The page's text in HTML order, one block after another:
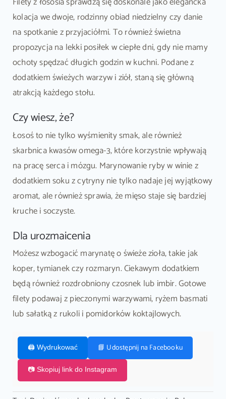
kolacja we dwoje, rodzinny obiad niedzielny czy danie
na spotkanie z przyjaciółmi. To również świetna
propozycja na lekki posiłek w ciepłe dni, gdy nie mamy
ochoty spędzać długich godzin w kuchni. Podane z
dodatkiem świeżych warzyw i ziół, staną się główną
atrakcją każdego stołu.
Czy wiesz, że?
Łosoś to nie tylko wyśmienity smak, ale również
skarbnica kwasów omega-3, które korzystnie wpływają
na pracę serca i mózgu. Marynowanie ryby w winie z
dodatkiem soku z cytryny nie tylko nadaje jej wyjątkowy
aromat, ale również sprawia, że mięso staje się bardziej
kruche i soczyste.
Dla urozmaicenia
Możesz wzbogacić marynatę o świeże zioła, takie jak
koper, tymianek czy rozmaryn. Ciekawym dodatkiem
będą również rozdrobniony czosnek lub imbir. Gotowe
filety podawaj z pieczonymi warzywami, ryżem basmati
lub sałatką z rukoli i pomidorków koktajlowych.
🖨️ Wydrukować 📘 Udostępnij na Facebooku
📷 Skopiuj link do Instagram